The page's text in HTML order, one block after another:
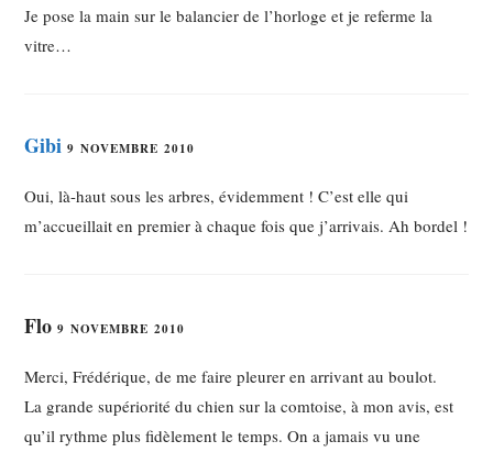
Je pose la main sur le balancier de l’horloge et je referme la
vitre…
Gibi 9 NOVEMBRE 2010
Oui, là-haut sous les arbres, évidemment ! C’est elle qui
m’accueillait en premier à chaque fois que j’arrivais. Ah bordel !
Flo9 NOVEMBRE 2010
Merci, Frédérique, de me faire pleurer en arrivant au boulot.
La grande supériorité du chien sur la comtoise, à mon avis, est
qu’il rythme plus fidèlement le temps. On a jamais vu une